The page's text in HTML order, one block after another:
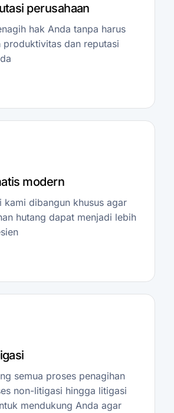
perusahaan
hak Anda tanpa harus
produktivitas dan reputasi
modern
kami dibangun khusus agar
hutang dapat menjadi lebih
semua proses penagihan
non-litigasi hingga litigasi
mendukung Anda agar